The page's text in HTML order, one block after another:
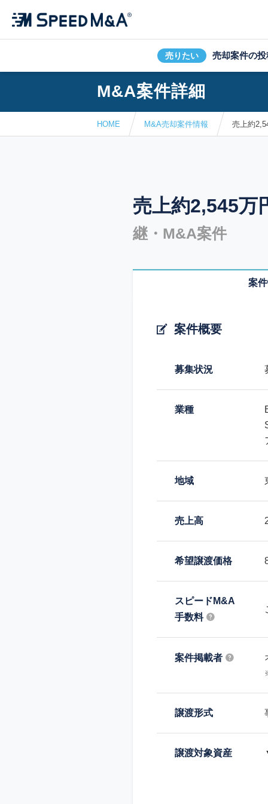
売りたい 売却案件の投
M&A案件詳細
HOME M&A売却案件情報 売上約
売上約2,545万
継・M&A案件
案
案件概要
募集状況
業種
地域
売上高
希望譲渡価格
スピードM&A
手数料
案件掲載者
譲渡形式
譲渡対象資産